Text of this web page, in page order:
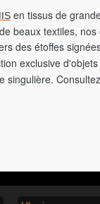
en tissus de
beaux textiles, nos
des étoffes
exclusive
singulière.